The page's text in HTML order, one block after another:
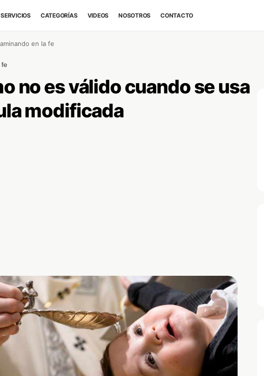
SERVICIOS CATEGORÍAS VIDEOS NOSOTROS CONTACTO
en la fe
fe
no es válido cuando se usa
modificada